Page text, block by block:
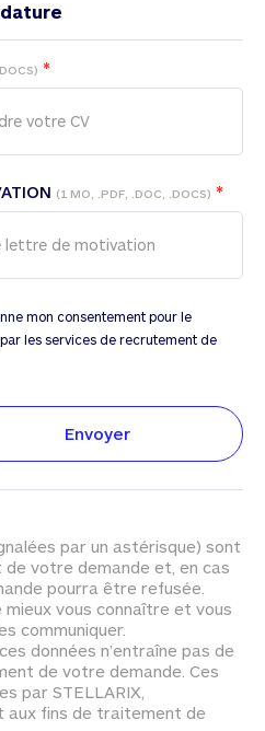
*
votre CV
(1 MO, .PDF, .DOC, .DOCS) *
de motivation
mon consentement pour le
les services de recrutement de
Envoyer
par un astérisque) sont
votre demande et, en cas
pourra être refusée.
vous connaître et vous
communiquer.
données n’entraîne pas de
de votre demande. Ces
par STELLARIX,
aux fins de traitement de